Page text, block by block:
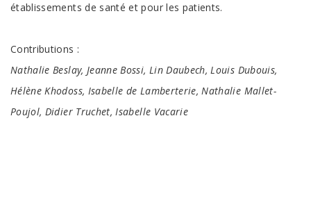
établissements de santé et pour les patients.
Contributions :
Nathalie Beslay, Jeanne Bossi, Lin Daubech, Louis Dubouis,
Hélène Khodoss, Isabelle de Lamberterie, Nathalie Mallet-
Poujol, Didier Truchet, Isabelle Vacarie